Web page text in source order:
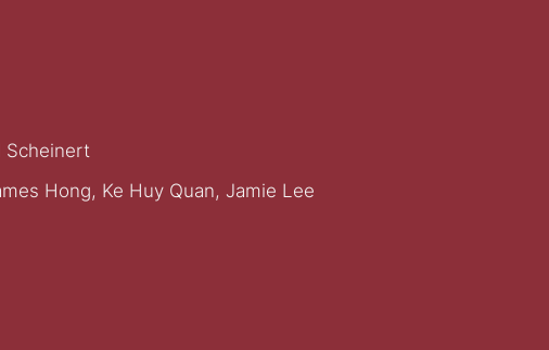
Scheinert
Hong, Ke Huy Quan, Jamie Lee